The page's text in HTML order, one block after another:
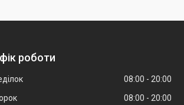
роботи
08:00
20:00
08:00
20:00